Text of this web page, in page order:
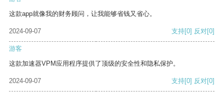
这款app就像我的财务顾问，让我能够省钱又省心。
2024-09-07 支持[0] 反对[0]
游客
这款加速器VPM应用程序提供了顶级的安全性和隐私保护。
2024-09-07 支持[0] 反对[0]